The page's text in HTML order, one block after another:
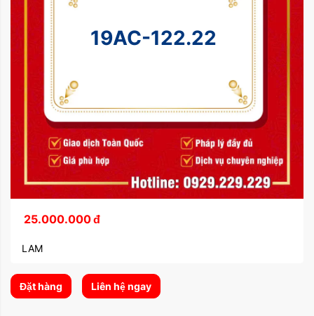
19AC-122.22
25.000.000đ
LAM
Đặt hàng Liên hệ ngay